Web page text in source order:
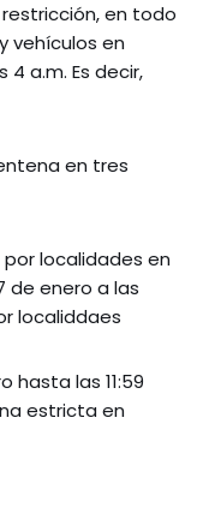
restricción, en todo
vehículos en
4 a.m. Es decir,
en tres
localidades en
de enero a las
localiddaes
hasta las 11:59
estricta en